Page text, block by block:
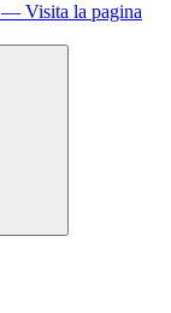
— Visita la pagina